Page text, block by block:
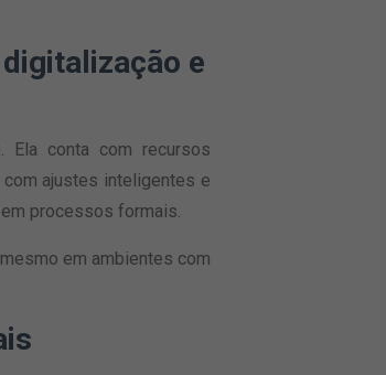
e
Ela conta com recursos
ajustes inteligentes e
processos formais.
em ambientes com